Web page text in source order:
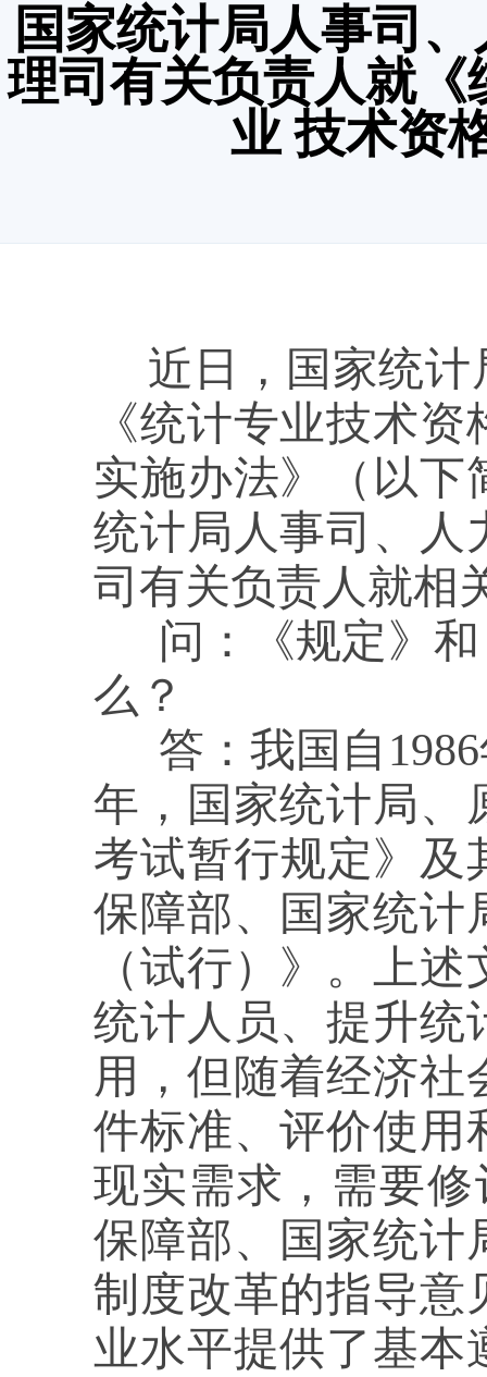
国家统计局人事司
理司有关负责人就
业 技术资
近日，国家统
《统计专业技术
实施办法》（以下
统计局人事司、人
司有关负责人就相
问：
《规定》
么？
答：我国自
年，国家统计局、
考试暂行规定》及
保障部、国家统计
（试行）》。上
统计人员、提升统
用，但随着经济
件标准、评价使用
现实需求，需要
保障部、国家统计
制度改革的指导意
业水平提供了基本